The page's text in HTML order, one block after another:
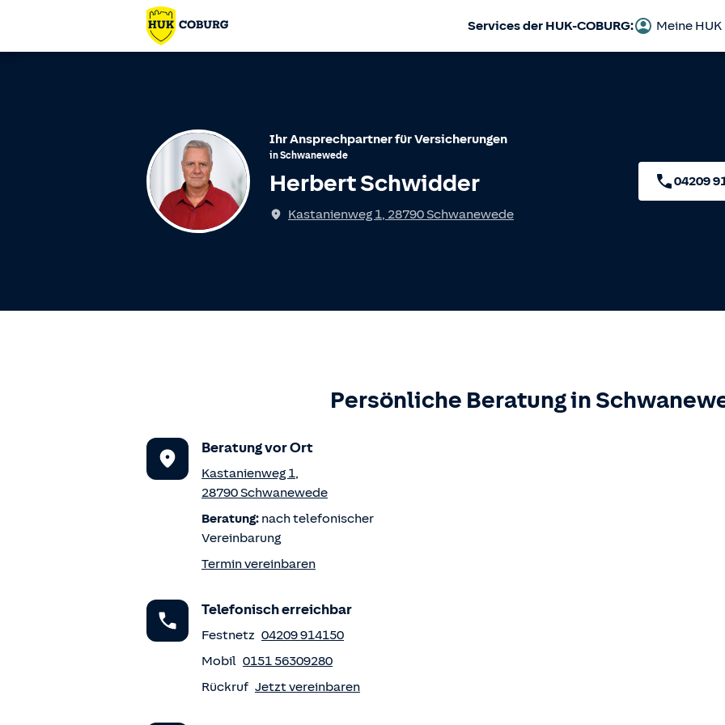
Services der HUK-COBURG: Meine HUK
Ihr Ansprechpartner für Versicherungen
inSchwanewede
Herbert Schwidder
Kastanienweg 1, 28790 Schwanewede
04209
Persönliche Beratung in
Beratung vor Ort
Kastanienweg 1,
28790Schwanewede
Beratung: nach telefonischer
Vereinbarung
Termin vereinbaren
Telefonisch erreichbar
Festnetz 04209 914150
Mobil 0151 56309280
Rückruf Jetzt vereinbaren